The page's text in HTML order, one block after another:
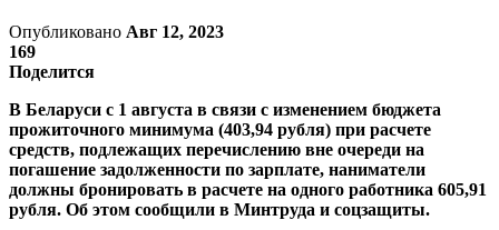
Опубликовано Авг 12, 2023
169
Поделится
В Беларуси с 1 августа в связи с изменением бюджета
прожиточного минимума (403,94 рубля) при расчете
средств, подлежащих перечислению вне очереди на
погашение задолженности по зарплате, наниматели
должны бронировать в расчете на одного работника 605,91
рубля. Об этом сообщили в Минтруда и соцзащиты.